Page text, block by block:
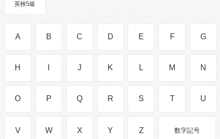
英検5級
A B C D E F G
H J K L M N
O P Q R S T U
V W X Y Z 数字記号